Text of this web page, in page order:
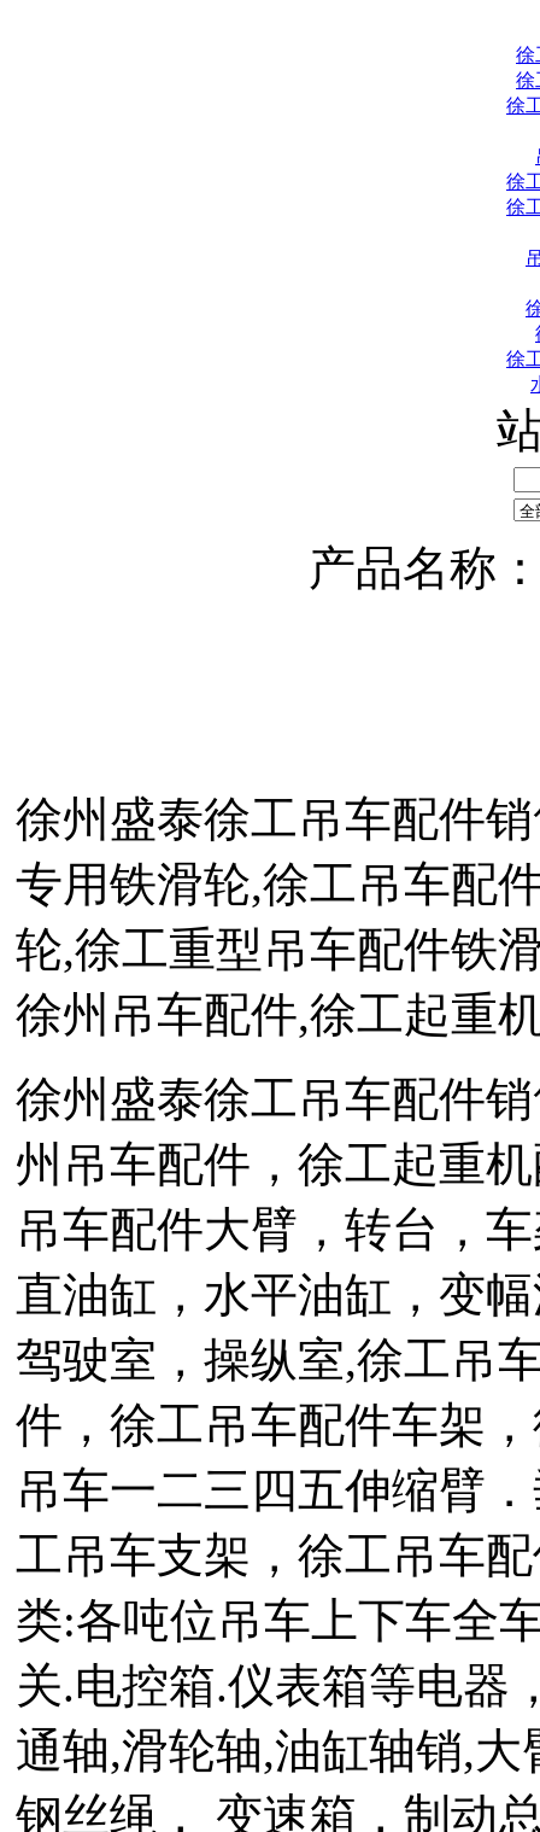
徐
徐
徐
徐
徐
徐
产品名称
徐州盛泰徐工吊车配件
专用铁滑轮,徐工吊车配
轮,徐工重型吊车配件铁
徐州吊车配件,徐工起重
徐州盛泰徐工吊车配件
州吊车配件，徐工起重
吊车配件大臂，转台，
直油缸，水平油缸，变
驾驶室，操纵室,徐工吊
件，徐工吊车配件车架
吊车一二三四五伸缩臂
工吊车支架，徐工吊车
类:各吨位吊车上下车全
关.电控箱.仪表箱等电器
通轴,滑轮轴,油缸轴销,
钢丝绳， 变速箱，制动